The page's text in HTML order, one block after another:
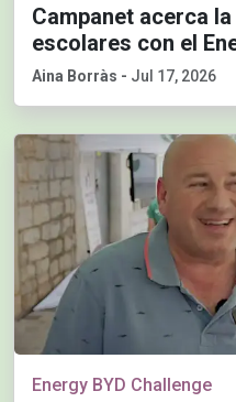
Campanet acerca
escolares con el
Aina Borràs - Jul 17, 2026
Energy BYD Challenge